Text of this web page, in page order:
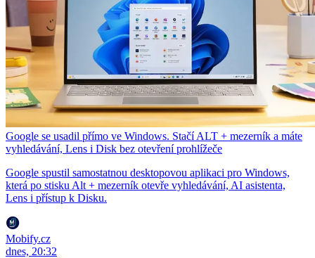
Google se usadil přímo ve Windows. Stačí ALT + mezerník a máte
vyhledávání, Lens i Disk bez otevření prohlížeče
Google spustil samostatnou desktopovou aplikaci pro Windows,
která po stisku Alt + mezerník otevře vyhledávání, AI asistenta,
Lens i přístup k Disku.
Mobify.cz
dnes, 20:32